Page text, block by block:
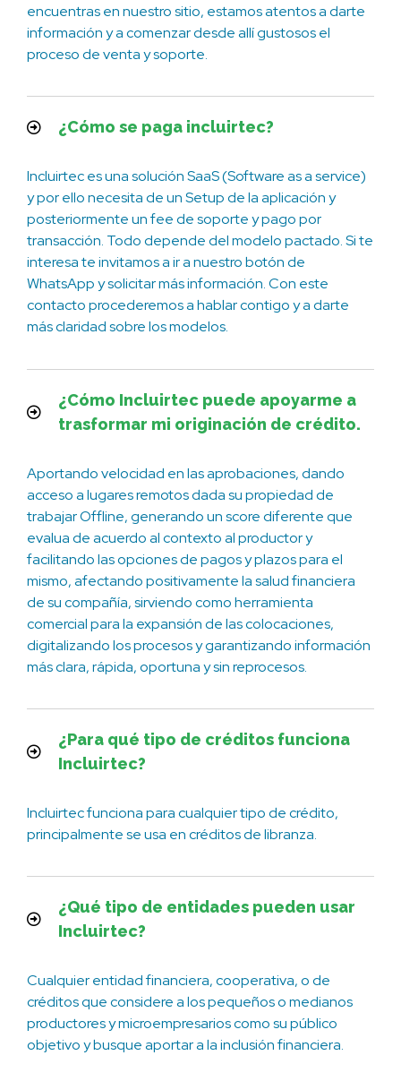
encuentras en nuestro sitio, estamos atentos a darte
información y a comenzar desde allí gustosos el
proceso de venta y soporte.
¿Cómo se paga incluirtec?
Incluirtec es una solución SaaS (Software as a service)
y por ello necesita de un Setup de la aplicación y
posteriormente un fee de soporte y pago por
transacción. Todo depende del modelo pactado. Si te
interesa te invitamos a ir a nuestro botón de
WhatsApp y solicitar más información. Con este
contacto procederemos a hablar contigo y a darte
más claridad sobre los modelos.
¿Cómo Incluirtec puede apoyarme a
trasformar mi originación de crédito.
Aportando velocidad en las aprobaciones, dando
acceso a lugares remotos dada su propiedad de
trabajar Offline, generando un score diferente que
evalua de acuerdo al contexto al productor y
facilitando las opciones de pagos y plazos para el
mismo, afectando positivamente la salud financiera
de su compañía, sirviendo como herramienta
comercial para la expansión de las colocaciones,
digitalizando los procesos y garantizando información
más clara, rápida, oportuna y sin reprocesos.
¿Para qué tipo de créditos funciona
Incluirtec?
Incluirtec funciona para cualquier tipo de crédito,
principalmente se usa en créditos de libranza.
¿Qué tipo de entidades pueden usar
Incluirtec?
Cualquier entidad financiera, cooperativa, o de
créditos que considere a los pequeños o medianos
productores y microempresarios como su público
objetivo y busque aportar a la inclusión financiera.